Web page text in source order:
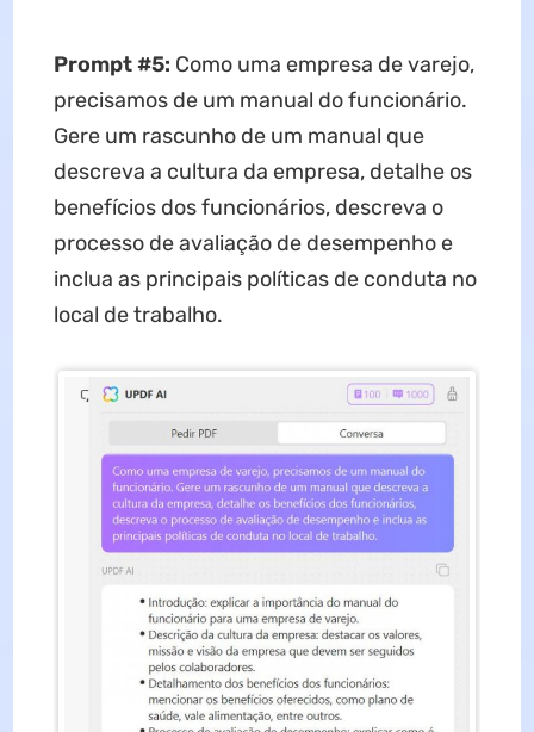
Prompt #5: Como uma empresa de varejo,
precisamos de um manual do funcionário.
Gere um rascunho de um manual que
descreva a cultura da empresa, detalhe os
benefícios dos funcionários, descreva o
processo de avaliação de desempenho e
inclua as principais políticas de conduta no
local de trabalho.